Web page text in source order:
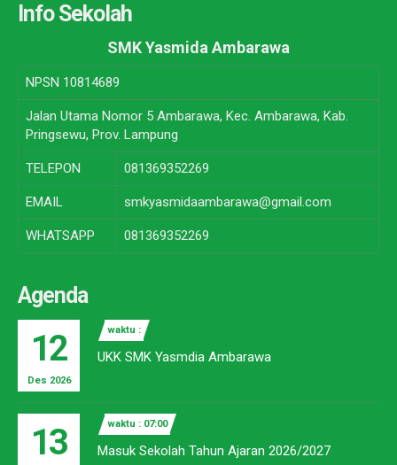
Info Sekolah
SMK Yasmida Ambarawa
NPSN 10814689
Jalan Utama Nomor 5 Ambarawa, Kec. Ambarawa, Kab.
Pringsewu, Prov. Lampung
TELEPON 081369352269
EMAIL smkyasmidaambarawa@gmail.com
WHATSAPP 081369352269
Agenda
12
Des 2026
waktu :
UKK SMK Yasmdia Ambarawa
13 waktu : 07:00
Masuk Sekolah Tahun Ajaran 2026/2027